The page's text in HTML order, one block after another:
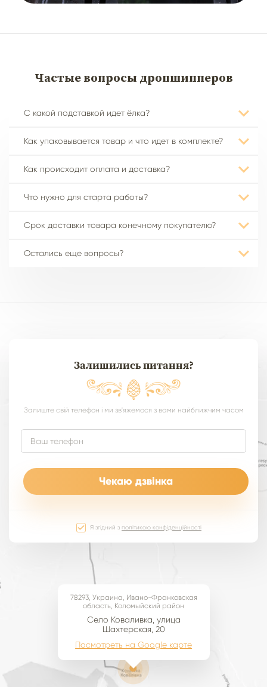
Частые вопросы дропшипперов
C какой подставкой идет ёлка?
Как упаковывается товар и что идет в комплекте?
Как происходит оплата и доставка?
Что нужно для старта работы?
Срок доставки товара конечному покупателю?
Остались еще вопросы?
78293, Украина, Ивано-Франковская
область, Коломыйский район
Село Коваливка, улица
Шахтерская, 20
Посмотреть на Google карте
Залишились питання?
Залиште свій телефон і ми зв'яжемося з вами найближчим часом
Я згідний з політикою конфіденційності